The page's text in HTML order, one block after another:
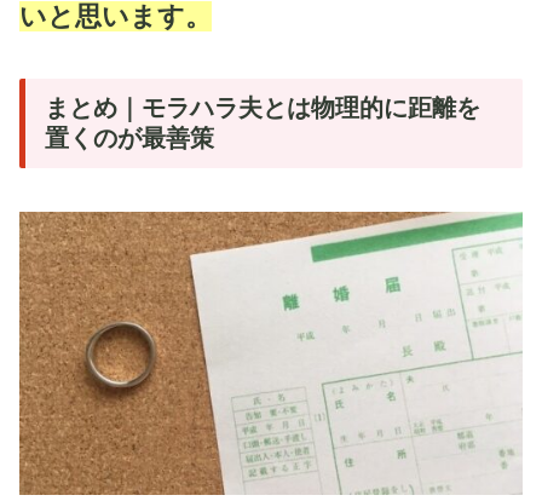
いと思います。
まとめ｜モラハラ夫とは物理的に距離を
置くのが最善策